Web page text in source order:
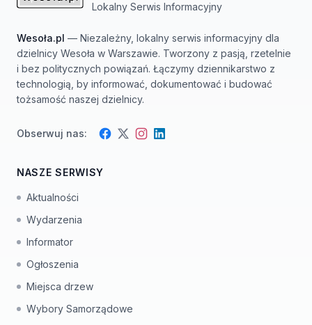
Lokalny Serwis Informacyjny
Wesoła.pl — Niezależny, lokalny serwis informacyjny dla
dzielnicy Wesoła w Warszawie. Tworzony z pasją, rzetelnie
i bez politycznych powiązań. Łączymy dziennikarstwo z
technologią, by informować, dokumentować i budować
tożsamość naszej dzielnicy.
Obserwuj nas: Facebook
TwitterInstagram
LinkedIn
NASZE SERWISY
Aktualności
Wydarzenia
Informator
Ogłoszenia
Miejsca drzew
Wybory Samorządowe